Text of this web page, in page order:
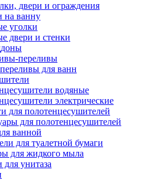
двери и ограждения
на ванну
уголки
двери и стенки
переливы
для ванн
водяные
электрические
для полотенцесушителей
для полотенцесушителей
ванной
для туалетной бумаги
для жидкого мыла
унитаза